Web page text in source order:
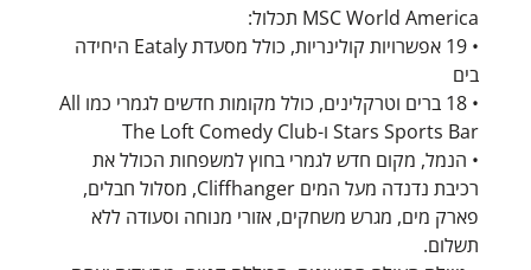
MSC World America תכלול:
• 19 אפשרויות קולינריות, כולל מסעדת Eataly היחידה
בים
• 18 ברים וטרקלינים, כולל מקומות חדשים לגמרי כמו All
Stars Sports Bar ו-The Loft Comedy Club
• הנמל, מקום חדש לגמרי בחוץ למשפחות הכולל את
רכיבת נדנדה מעל המים Cliffhanger, מסלול חבלים,
פארק מים, מגרש משחקים, אזורי מנוחה וסעודה ללא
תשלום.